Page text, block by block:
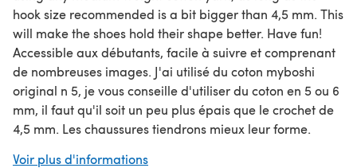
hook size recommended is a bit bigger than 4,5 mm. This
will make the shoes hold their shape better. Have fun!
Accessible aux débutants, facile à suivre et comprenant
de nombreuses images. J'ai utilisé du coton myboshi
original n 5, je vous conseille d'utiliser du coton en 5 ou 6
mm, il faut qu'il soit un peu plus épais que le crochet de
4,5 mm. Les chaussures tiendrons mieux leur forme.
Voir plus d'informations